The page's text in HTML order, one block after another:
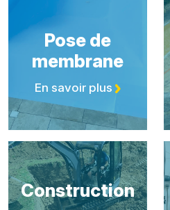
Pose de
membrane
En savoir plus
Construction